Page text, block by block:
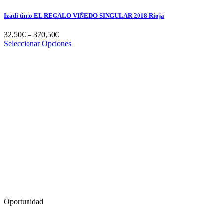
Izadi tinto EL REGALO VIÑEDO SINGULAR 2018 Rioja
32,50€ – 370,50€
Seleccionar Opciones
Oportunidad